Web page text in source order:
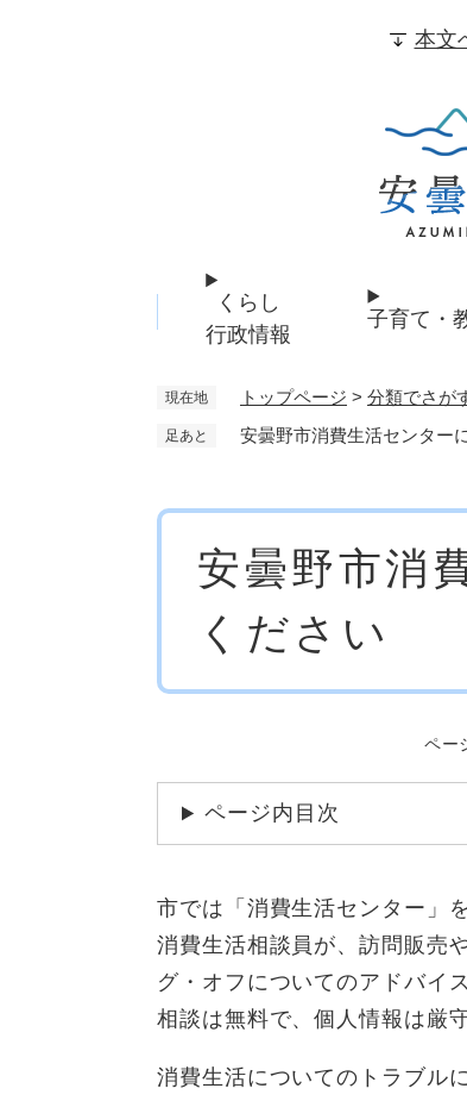
本文
くらし
行政情報
子育て・
現在地 トップページ > 分類でさが
足あと 安曇野市消費生活センター
安曇野市消
ください
ペー
ページ内目次
市では「消費生活センター」
消費生活相談員が、訪問販売
グ・オフについてのアドバイ
相談は無料で、個人情報は厳
消費生活についてのトラブル